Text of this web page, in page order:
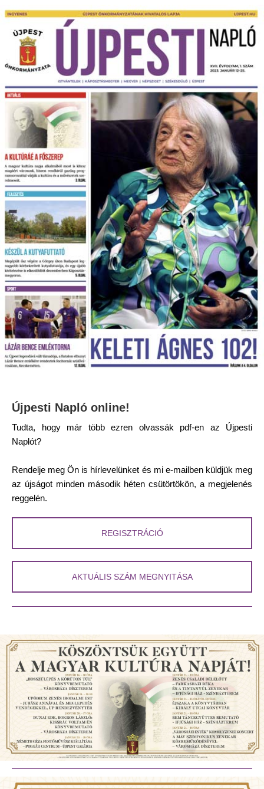
Újpesti Napló online!
Tudta, hogy már több ezren olvassák pdf-en az Újpesti
Naplót?
Rendelje meg Ön is hírlevelünket és mi e-mailben küldjük meg
az újságot minden második héten csütörtökön, a megjelenés
reggelén.
REGISZTRÁCIÓ
AKTUÁLIS SZÁM MEGNYITÁSA